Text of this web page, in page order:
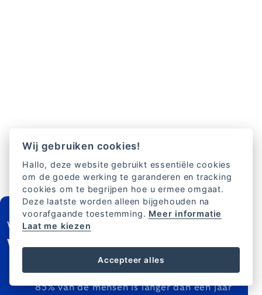
FOOTER
Wil je je abonneren op de nieuwsbrief?
Wij geven u gratis bezorging
Maximaal 2x per week
Al 177 000 mensen geabonneerd
85% van de mensen is langer dan een jaar
Wij gebruiken cookies!
Hallo, deze website gebruikt essentiële cookies
om de goede werking te garanderen en tracking
cookies om te begrijpen hoe u ermee omgaat.
Deze laatste worden alleen bijgehouden na
voorafgaande toestemming. Meer informatie
Laat me kiezen
Accepteer alles